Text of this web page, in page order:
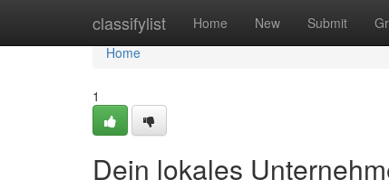
classifylist Home New Submit
Home
Home
1
Dein lokales